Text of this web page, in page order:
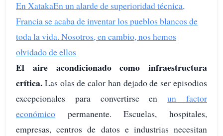
En XatakaEn un alarde de superioridad técnica,
Francia se acaba de inventar los pueblos blancos de
toda la vida. Nosotros, en cambio, nos hemos
olvidado de ellos
El aire acondicionado como infraestructura
crítica. Las olas de calor han dejado de ser episodios
excepcionales para convertirse enun factor
económico permanente. Escuelas, hospitales,
empresas, centros de datos e industrias necesitan